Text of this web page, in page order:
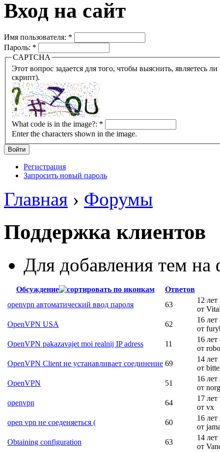
Вход на сайт
Имя пользователя: *
Пароль: *
CAPTCHA
Этот вопрос задается для того, чтобы выяснить, являетесь ли Вы человеком или представляете из себя робота
скрипт).
What code is in the image?: *
Enter the characters shown in the image.
Регистрация
Запросить новый пароль
Главная › Форумы
Поддержка клиентов
Для добавления тем
Обсуждение
Ответов
openvpn автоматический ввод пароля
63
12 лет
от
OpenVPN USA
62
16 лет
от
OpenVPN pakazavajet moi realnij IP adress
11
16 лет
от
OpenVPN Client не устанавливает соединение 69
14 лет
от
OpenVPN
51
16 лет
от
openvpn
64
17 лет
от vx
open vpn не соеденяеться (
60
16 лет
от
Obtaining configuration
63
14 лет
от